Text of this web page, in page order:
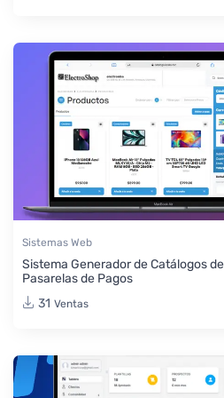
Sistemas Web
Sistema Generador de Catálogos
Pasarelas de Pagos
31 Ventas